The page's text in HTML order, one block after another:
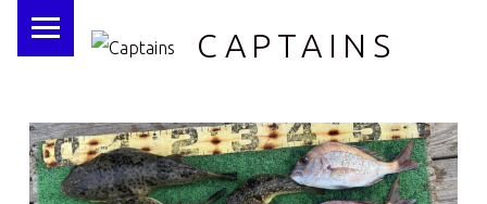
CAPTAINS